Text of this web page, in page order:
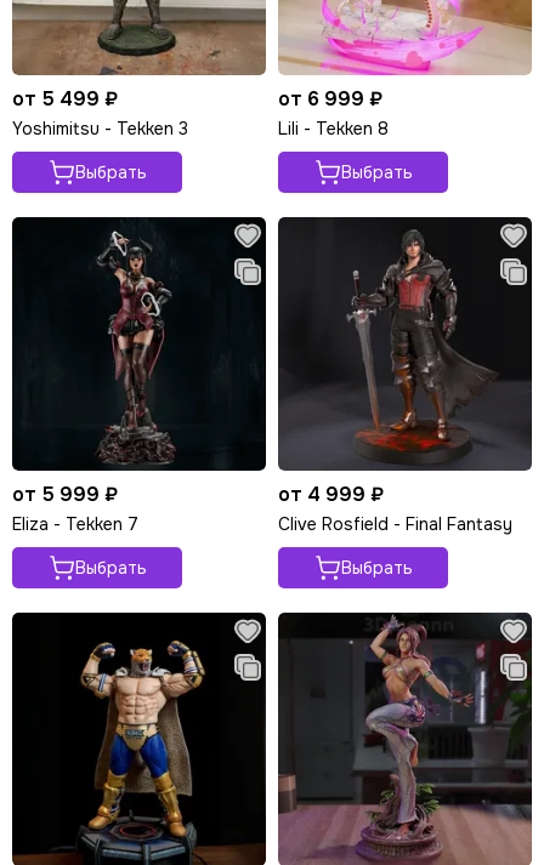
от 5 499 ₽
Yoshimitsu - Tekken 3
Выбрать
от 6 999 ₽
Lili - Tekken 8
Выбрать
от 5 999 ₽
Eliza - Tekken 7
Выбрать
от 4 999 ₽
Clive Rosfield - Final Fantasy
Выбрать